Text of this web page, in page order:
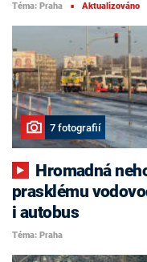
Téma: Praha ■ Aktualizováno
7 fotografií
prasklému
i autobus
Téma: Praha